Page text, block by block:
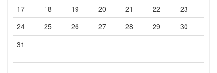
17
18 19 20 21 22
23
24
25 26 27 28 29
30
31